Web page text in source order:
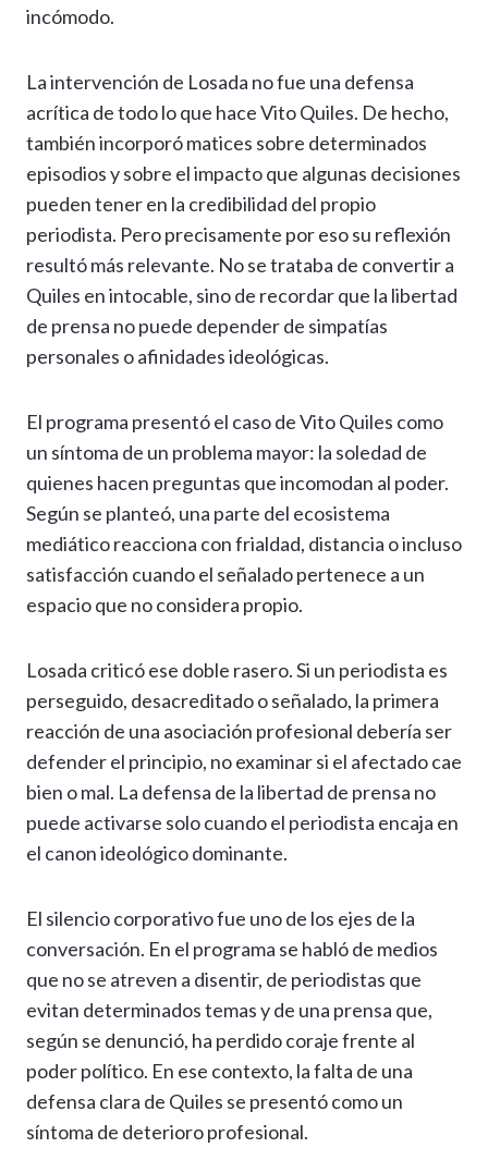
incómodo.
La intervención de Losada no fue una defensa
acrítica de todo lo que hace Vito Quiles. De hecho,
también incorporó matices sobre determinados
episodios y sobre el impacto que algunas decisiones
pueden tener en la credibilidad del propio
periodista. Pero precisamente por eso su reflexión
resultó más relevante. No se trataba de convertir a
Quiles en intocable, sino de recordar que la libertad
de prensa no puede depender de simpatías
personales o afinidades ideológicas.
El programa presentó el caso de Vito Quiles como
un síntoma de un problema mayor: la soledad de
quienes hacen preguntas que incomodan al poder.
Según se planteó, una parte del ecosistema
mediático reacciona con frialdad, distancia o incluso
satisfacción cuando el señalado pertenece a un
espacio que no considera propio.
Losada criticó ese doble rasero. Si un periodista es
perseguido, desacreditado o señalado, la primera
reacción de una asociación profesional debería ser
defender el principio, no examinar si el afectado cae
bien o mal. La defensa de la libertad de prensa no
puede activarse solo cuando el periodista encaja en
el canon ideológico dominante.
El silencio corporativo fue uno de los ejes de la
conversación. En el programa se habló de medios
que no se atreven a disentir, de periodistas que
evitan determinados temas y de una prensa que,
según se denunció, ha perdido coraje frente al
poder político. En ese contexto, la falta de una
defensa clara de Quiles se presentó como un
síntoma de deterioro profesional.